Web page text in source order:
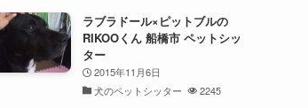
ラブラドール×ピットブルの
RIKOOくん 船橋市 ペットシッ
ター
2015年11月6日
犬のペットシッター
2245